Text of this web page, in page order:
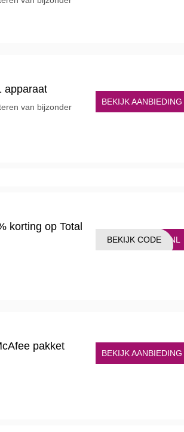
apparaat
van bijzonder
BEKIJK AANBIEDING
korting op Total
50NL
BEKIJK CODE
pakket
BEKIJK AANBIEDING